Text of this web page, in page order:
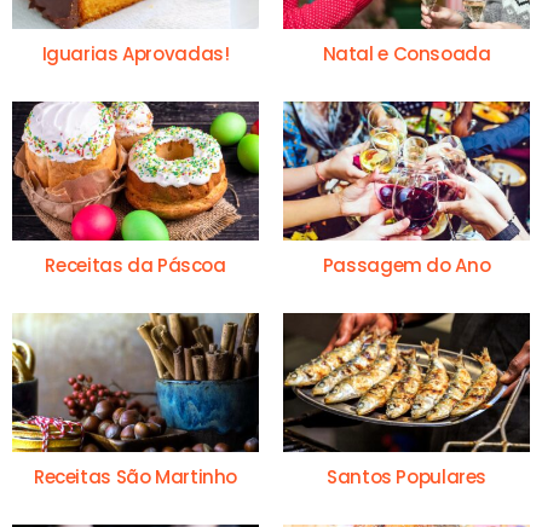
Iguarias Aprovadas! Natal e Consoada
Receitas da Páscoa Passagem do Ano
Receitas São Martinho Santos Populares